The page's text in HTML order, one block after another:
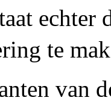
te
van